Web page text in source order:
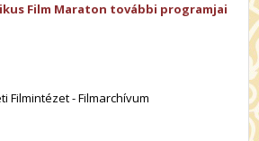
Film Maraton további programjai
Filmintézet - Filmarchívum